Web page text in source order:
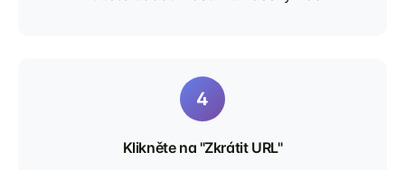
Klikněte na "Zkrátit URL"